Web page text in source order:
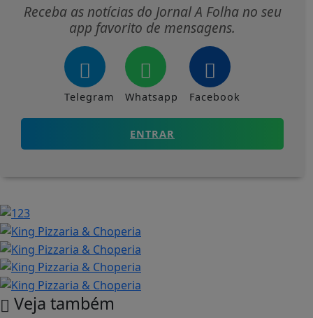
Receba as notícias do Jornal A Folha no seu
app favorito de mensagens.
Telegram Whatsapp Facebook
ENTRAR
Veja também